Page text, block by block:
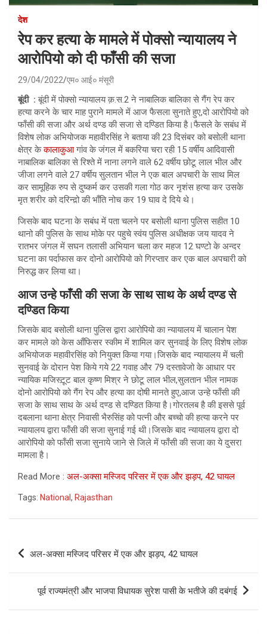
देश
रेप कर हत्या के मामले में पोक्सो न्यायालय ने
आरोपियो को दी फाँसी की सजा
29/04/2022 एम० आई० मंसूरी
बूंदी : बूंदी में पोक्सो न्यायालय क़.स.2 ने नाबालिक बालिका से गैंग रेप कर
हत्या करने के चार माह पुराने मामले में आज फैसला सुनाते हुए,दो आरोपियो को
फाँसी की सजा और अर्थ दण्ड की सजा से दण्डित किया है।फैसले के सबंध में
विशेष लोक अभियोजक महावीरसिंह ने बताया की 23 दिसंबर को बसोली थाना
क्षेत्र केकालाकुआगांव के जंगल में बकरिया चरा रही 15 वर्षीय आदिवासी
नाबालिक बालिका से रिश्ते में नाना लगने वाले 62 वर्षीय छोटू लाल भील और
जीजा लगने वाले 27 वर्षीय सुलतान भील ने एक बाल अपचारी के साथ मिल
कर सामूहिक रुप से दुष्कर्म कर उसकी गला गोठ कर नृशंस हत्या कर उसके
मृत शरीर को दरिन्द़ो की भाँति नोच कर 19 घाव दे दिये थे।
जिसके बाद घटना के सबंध में पता चलने पर बसोली थाना पुलिस सहीत 10
थानो की पुलिस के साथ मोके पर पहुचे स्वंय पुलिस अधीक्षक जय यादव ने
रातभर जंगल में सघन तलासी अभियान चला कर महज 12 घण्टो के अन्दर
घटना का पर्दाफास कर दोनो आरोपियो को गिरप्तार कर एक बाल अपचारी को
निरुद्ध कर लिया था।
आज उन्हे फाँसी की सजा के साथ साथ के अर्थ दण्ड से
दण्डित किया
जिसके बाद बसोली थाना पुलिस द्वारा आरोपियो का न्यायालय में चालान पेश
कर मामले को केस आँफिसर स्कीम में शामिल कर सुनवाई के लिए विशेष लोक
अभियोजक महावीरसिंह को नियुक्त किया गया।जिसके बाद न्यायालय में चली
सुनवाई के दोरान पेश किये गये 22 गवाह और 79 दस्तावेजो के आधार पर
न्यायिक मजिस्ट़ूट बाल कृष्ण मिश्र ने छोटू लाल भील,सुलतान भील नामक
दोनो आरोपियो को गैंग रेप और हत्या का दोषी मानते हुए,आज उन्हे फाँसी की
सजा के साथ साथ के अर्थ दण्ड से दण्डित किया है।गोरतलब है की इससे पूर्व
दबलाना थाना क्षेत्र निवासी भैरुसिंह को पत्नी और बच्चो की हत्या करने पर
न्यायालय द्वारा फाँसी की सजा सुनाई गई थी।जिसके बाद न्यायालय द्वारा दो
आरोपियो को फाँसी सजा सुनाये जाने से जिले में फाँसी की सजा का ये दुसरा
मामला है।
Read More : अल-अक्सा मस्जिद परिसर में एक और झड़प, 42 घायल
Tags: National , Rajasthan
Post
अल-अक्सा मस्जिद परिसर में एक और झड़प, 42 घायल
पूर्व राज्यमंत्री और भाजपा विधायक सुरेश पासी के भतीजे की दबंगई